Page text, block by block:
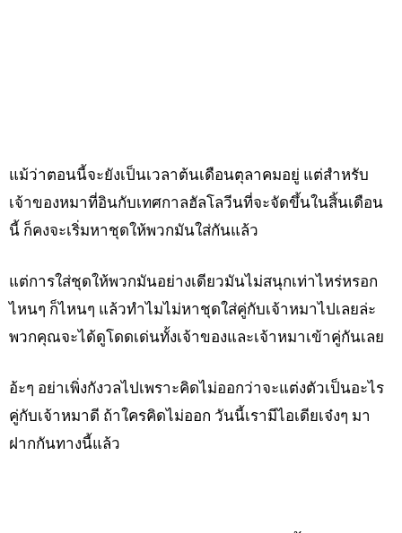
แม้ว่าตอนนี้จะยังเป็นเวลาต้นเดือนตุลาคมอยู่ แต่สำหรับ
เจ้าของหมาที่อินกับเทศกาลฮัลโลวีนที่จะจัดขึ้นในสิ้นเดือน
นี้ ก็คงจะเริ่มหาชุดให้พวกมันใส่กันแล้ว
แต่การใส่ชุดให้พวกมันอย่างเดียวมันไม่สนุกเท่าไหร่หรอก
ไหนๆ ก็ไหนๆ แล้วทำไมไม่หาชุดใส่คู่กับเจ้าหมาไปเลยล่ะ
พวกคุณจะได้ดูโดดเด่นทั้งเจ้าของและเจ้าหมาเข้าคู่กันเลย
อ้ะๆ อย่าเพิ่งกังวลไปเพราะคิดไม่ออกว่าจะแต่งตัวเป็นอะไร
คู่กับเจ้าหมาดี ถ้าใครคิดไม่ออก วันนี้เรามีไอเดียเจ๋งๆ มา
ฝากกันทางนี้แล้ว